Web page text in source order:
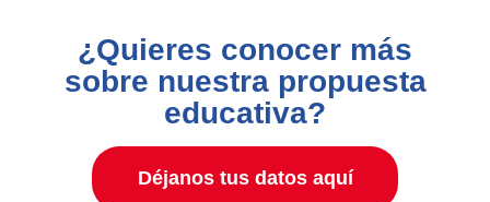
¿Quieres conocer más
sobre nuestra propuesta
educativa?
Déjanos tus datos aquí